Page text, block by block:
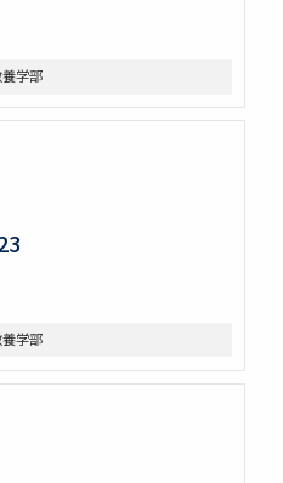
ション（国文研デジタル化分）
學1巻奇經八脉攷1巻脉訣攷證1巻
線8巻 / (明) 李時珍撰輯 ; (清) 呉毓
宮繍纂呈 ; (清) 黄宮黻校訂 ; (清)
学部
学部